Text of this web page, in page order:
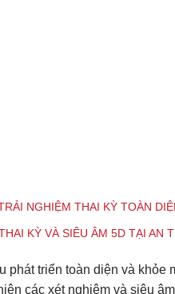
NGHIỆM THAI KỲ TOÀN
KỲ VÀ SIÊU ÂM 5D TẠI AN
triển toàn diện và khỏe
các xét nghiệm và siêu